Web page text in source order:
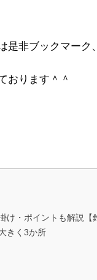
是非ブックマーク
おります＾＾
・ポイントも解説【
きく3か所